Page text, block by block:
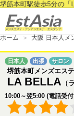
ホーム 大阪 日本人メ
日本人 出張 サロン
堺筋本町メンズエステ
LA BELLA （
10:00～翌5:00 (電話